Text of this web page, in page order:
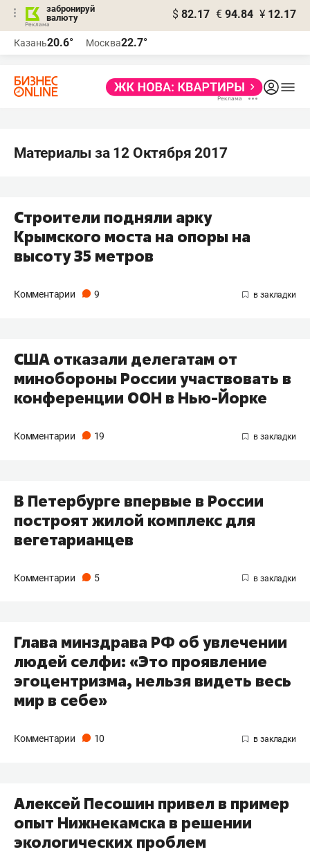
забронируй
валюту
$ 82.17 € 94.84 ¥ 12.17
Казань20.6° Москва22.7°
Материалы за 12 Октября 2017
Строители подняли арку
Крымского моста на опоры на
высоту 35 метров
Комментарии 9
США отказали делегатам от
минобороны России участвовать в
конференции ООН в Нью-Йорке
Комментарии 19
В Петербурге впервые в России
построят жилой комплекс для
вегетарианцев
Комментарии 5
Глава минздрава РФ об увлечении
людей селфи: «Это проявление
эгоцентризма, нельзя видеть весь
мир в себе»
Комментарии 10
Алексей Песошин привел в пример
опыт Нижнекамска в решении
экологических проблем